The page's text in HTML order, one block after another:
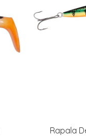
Rapala